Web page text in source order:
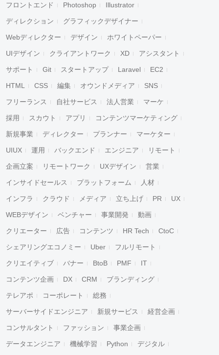
フロントエンド Photoshop Illustrator
ディレクション グラフィックデザイナー
Webディレクター デザイン ホワイトペーパー
UIデザイン クライアントワーク XD アシスタント
サポート Git スタートアップ Laravel EC2
HTML CSS 編集 オウンドメディア SNS
フリーランス 自社サービス 法人営業 マーケ
採用 スカウト アプリ コンテンツマーケティング
新規事業 ディレクター プランナー マーケター
UIUX 運用 バックエンド エンジニア リモート
企画立案 リモートワーク UXデザイン 営業
インサイドセールス プラットフォーム 人材
インフラ クラウド メディア 立ち上げ PR UX
WEBデザイン ベンチャー 事業開発 動画
クリエーター 広告 コンテンツ HR Tech CtoC
シェアリングエコノミー Uber フルリモート
クリエイティブ バナー BtoB PMF IT
コンテンツ企画 DX CRM ブランディング
テレアポ コーポレート 総務
サーバーサイドエンジニア 新規サービス 経営企画
コンサルタント ファッション 事業企画
データエンジニア 機械学習 Python デジタル